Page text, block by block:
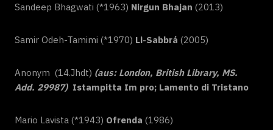
Sandeep Bhagwati (*1963) Nirgun Bhajan (2013)
Samir Odeh-Tamimi (*1970) Li-Sabbrá (2005)
Anonym (14.Jhdt) (aus: London, British Library, MS.
Add. 29987) Istampitta Im pro; Lamento di Tristano
Mario Lavista (*1943) Ofrenda (1986)